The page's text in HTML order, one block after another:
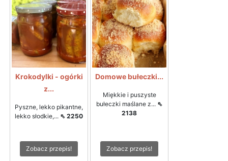
Krokodylki - ogórki
z...
Pyszne, lekko pikantne,
lekko słodkie,... ⇖ 2250
Zobacz przepis!
Domowe bułeczki...
Miękkie i puszyste
bułeczki maślane z... ⇖
2138
Zobacz przepis!